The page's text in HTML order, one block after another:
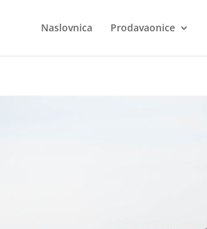
Naslovnica Prodavaonice